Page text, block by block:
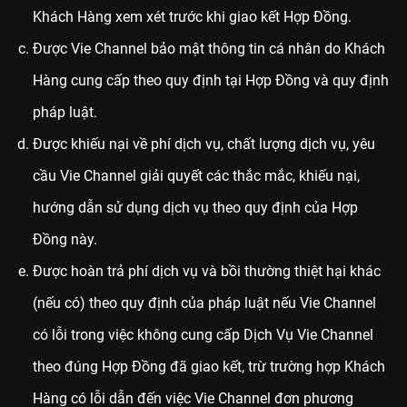
Khách Hàng xem xét trước khi giao kết Hợp Đồng.
Được Vie Channel bảo mật thông tin cá nhân do Khách
Hàng cung cấp theo quy định tại Hợp Đồng và quy định
pháp luật.
Được khiếu nại về phí dịch vụ, chất lượng dịch vụ, yêu
cầu Vie Channel giải quyết các thắc mắc, khiếu nại,
hướng dẫn sử dụng dịch vụ theo quy định của Hợp
Đồng này.
Được hoàn trả phí dịch vụ và bồi thường thiệt hại khác
(nếu có) theo quy định của pháp luật nếu Vie Channel
có lỗi trong việc không cung cấp Dịch Vụ Vie Channel
theo đúng Hợp Đồng đã giao kết, trừ trường hợp Khách
Hàng có lỗi dẫn đến việc Vie Channel đơn phương